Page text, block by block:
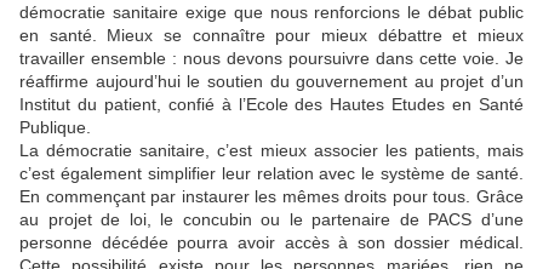
démocratie sanitaire exige que nous renforcions le débat public
en santé. Mieux se connaître pour mieux débattre et mieux
travailler ensemble : nous devons poursuivre dans cette voie. Je
réaffirme aujourd’hui le soutien du gouvernement au projet d’un
Institut du patient, confié à l’Ecole des Hautes Etudes en Santé
Publique.
La démocratie sanitaire, c’est mieux associer les patients, mais
c’est également simplifier leur relation avec le système de santé.
En commençant par instaurer les mêmes droits pour tous. Grâce
au projet de loi, le concubin ou le partenaire de PACS d’une
personne décédée pourra avoir accès à son dossier médical.